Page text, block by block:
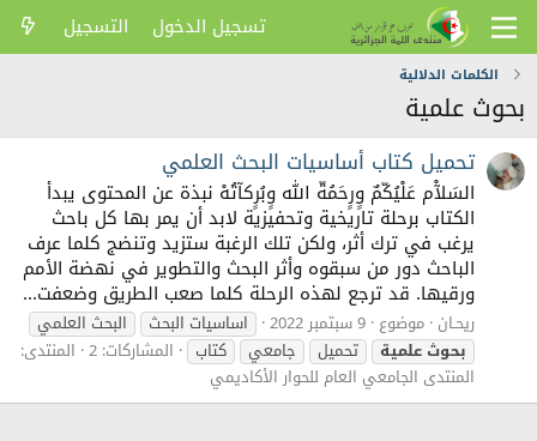
تسجيل الدخول التسجيل
الكلمات الدلالية
بحوث علمية
تحميل كتاب أساسيات البحث العلمي
السَلآْم عَلْيُكّمٌ وٍرٍحَمُةّ الله وٍبُرٍكآتُهْ نبذة عن المحتوى يبدأ
الكتاب برحلة تاريخية وتحفيزية لابد أن يمر بها كل باحث
يرغب في ترك أثر، ولكن تلك الرغبة ستزيد وتنضج كلما عرف
الباحث دور من سبقوه وأثر البحث والتطوير في نهضة الأمم
ورقيها. قد ترجع لهذه الرحلة كلما صعب الطريق وضعفت...
ريحـان موضوع 9 سبتمبر 2022 اساسيات البحث
البحث العلمي
بحوثعلمية تحميل جامعي كتاب المشاركات: 2
المنتدى:
المنتدى الجامعي العام للحوار الأكاديمي